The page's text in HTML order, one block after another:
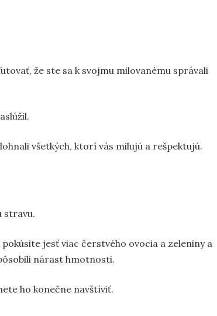
že ste sa k svojmu milovanému správali
všetkých, ktorí vás milujú a rešpektujú.
stravu.
jesť viac čerstvého ovocia a zeleniny a
nárast hmotnosti.
ho konečne navštíviť.